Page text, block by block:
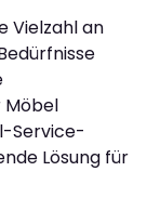
Vielzahl an
Möbel
Service-
Lösung für